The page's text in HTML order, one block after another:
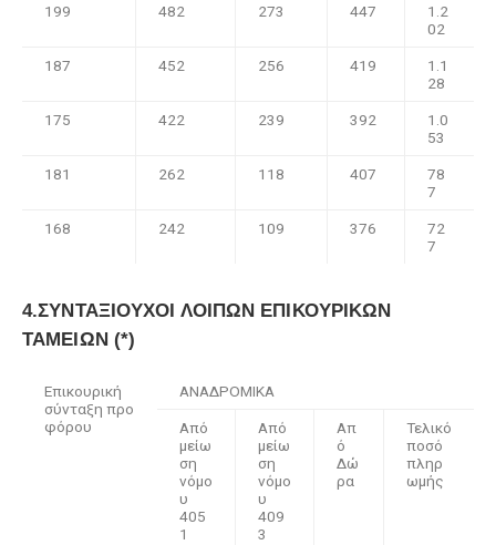
199 482 273 447
1.2
02
187 452 256 419
1.1
28
175 422 239 392
1.0
53
181 262 118 407
78
7
168 242 109 376
72
7
4.ΣΥΝΤΑΞΙΟΥΧΟΙ ΛΟΙΠΩΝ ΕΠΙΚΟΥΡΙΚΩΝ
ΤΑΜΕΙΩΝ (*)
Επικουρική
σύνταξη προ
φόρου
ΑΝΑΔΡΟΜΙΚΑ
Από
μείω
ση
νόμο
υ
405
1
Από
μείω
ση
νόμο
υ
409
3
Απ
ό
Δώ
ρα
Τελικό
ποσό
πληρ
ωμής